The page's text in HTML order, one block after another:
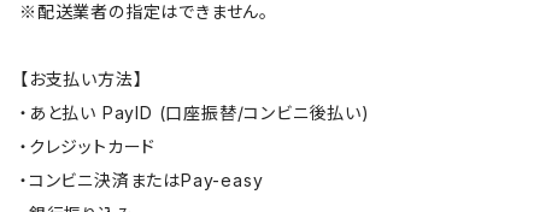
※配送業者の指定はできません。
【お支払い方法】
・あと払い PayID (口座振替/コンビニ後払い)
・クレジットカード
・コンビニ決済またはPay-easy